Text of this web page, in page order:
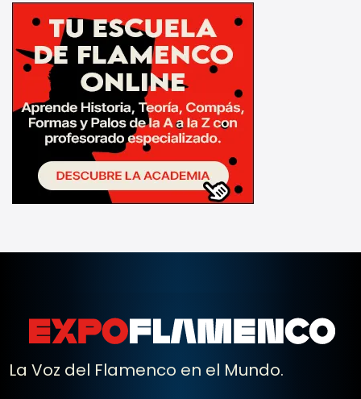
La Voz del Flamenco en el Mundo.